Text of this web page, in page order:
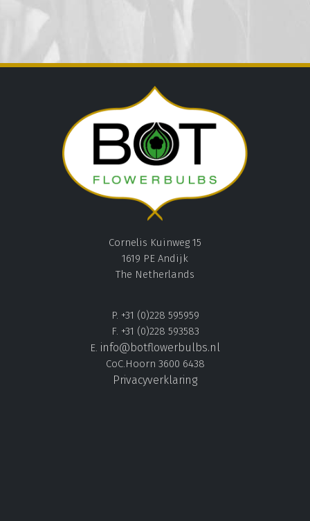
Cornelis Kuinweg 15
1619 PE Andijk
The Netherlands
P. +31 (0)228 595959
F. +31 (0)228 593583
E. info@botflowerbulbs.nl
CoC.Hoorn 3600 6438
Privacyverklaring